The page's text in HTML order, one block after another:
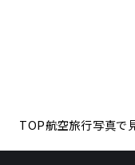
TOP航空旅行写真で